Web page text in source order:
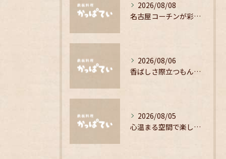
2026/08/08
名古屋コーチンが彩る心温まる居酒屋の魅力
2026/08/06
香ばしさ際立つもんじゃ焼きの魅力解剖
2026/08/05
心温まる空間で楽しむこだわりの居酒屋料理